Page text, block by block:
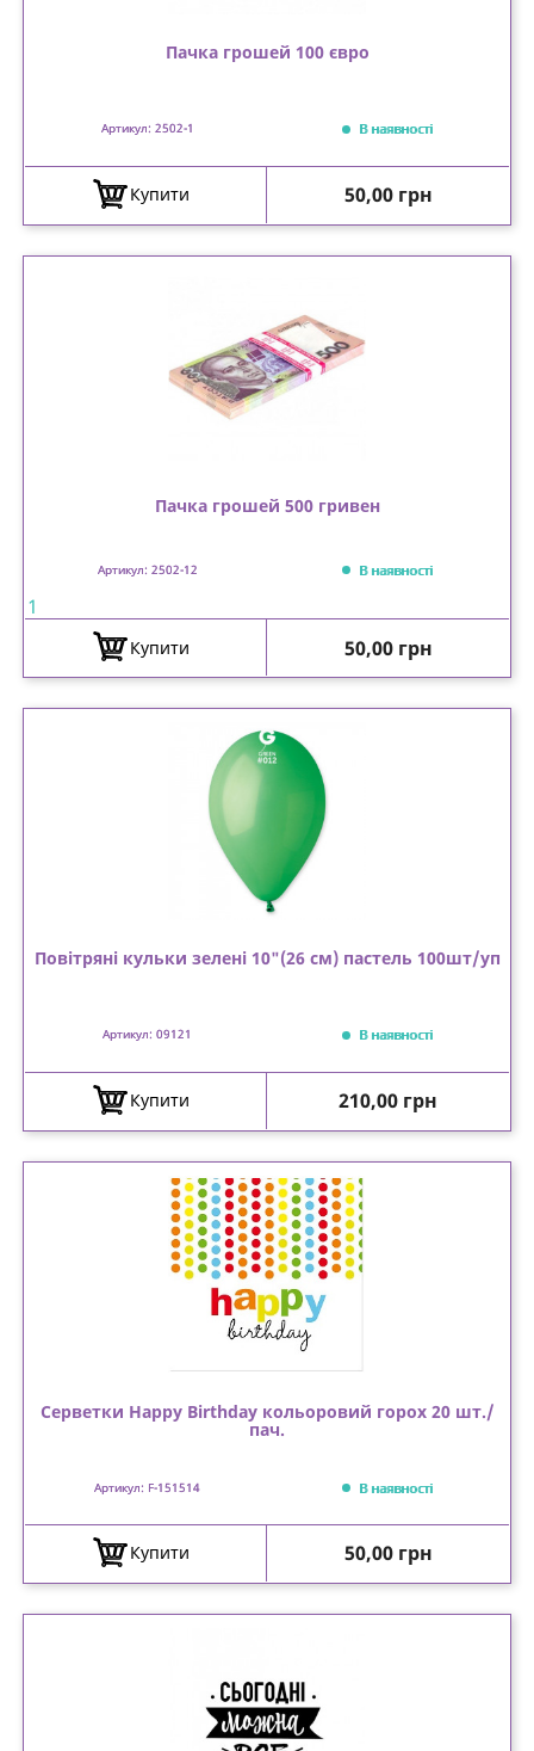
Пачка грошей 100 євро
Артикул: 2502-1 В наявності
Купити Ціна
50,00 грн
Пачка грошей 500 гривен
Артикул: 2502-12 В наявності
1
Купити Ціна
50,00 грн
Повітряні кульки зелені 10"(26 см) пастель 100шт/уп
Артикул: 09121 В наявності
Купити Ціна
210,00 грн
Серветки Happy Birthday кольоровий горох 20 шт./
пач.
Артикул: F-151514 В наявності
Купити Ціна
50,00 грн